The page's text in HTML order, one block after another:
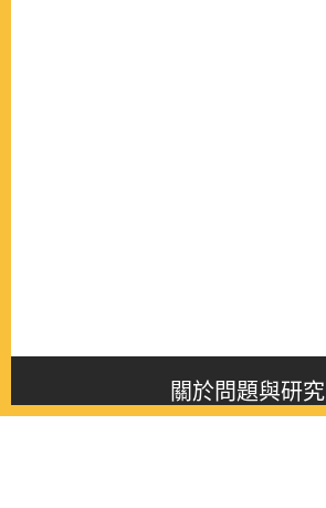
關於問題與研究
About this journal